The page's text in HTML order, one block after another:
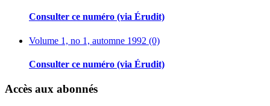
Consulter ce numéro (via Érudit)
Volume 1, no 1, automne 1992 (0)
Consulter ce numéro (via Érudit)
Accès aux abonnés